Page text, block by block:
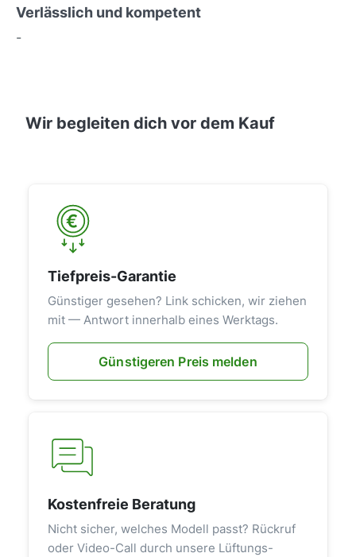
Durchschnittliche Bewertung von 5 von 5 Sternen
Verlässlich und kompetent
-
Wir begleiten dich vor dem Kauf
Tiefpreis-Garantie
Günstiger gesehen? Link schicken, wir ziehen
mit — Antwort innerhalb eines Werktags.
Günstigeren Preis melden
Kostenfreie Beratung
Nicht sicher, welches Modell passt? Rückruf
oder Video-Call durch unsere Lüftungs-